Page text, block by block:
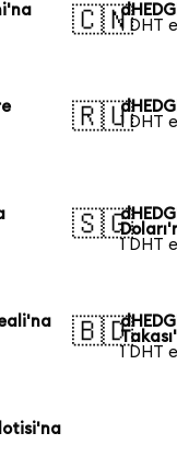
🇨🇳1 DHT
🇷🇺1 DHT
🇸🇬
1 DHT
🇧🇩
1 DHT